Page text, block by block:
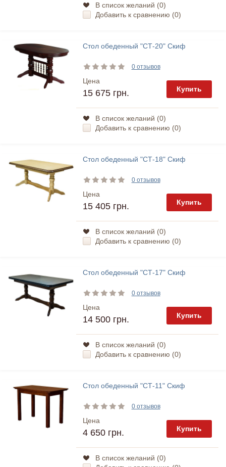
В список желаний (0)
Добавить к сравнению (0)
Стол обеденный "СТ-20" Скиф
0 отзывов
Цена
15 675 грн. Купить
В список желаний (0)
Добавить к сравнению (0)
Стол обеденный "СТ-18" Скиф
0 отзывов
Цена
15 405 грн. Купить
В список желаний (0)
Добавить к сравнению (0)
Стол обеденный "СТ-17" Скиф
0 отзывов
Цена
14 500 грн. Купить
В список желаний (0)
Добавить к сравнению (0)
Стол обеденный "СТ-11" Скиф
0 отзывов
Цена
4 650 грн. Купить
В список желаний (0)